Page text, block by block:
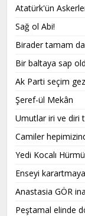
Atatürk'ün
Sağ ol Abi!
Birader tamam
Bir baltaya sap
Ak Parti seçim
Şeref-ül Mekân
Umutlar iri ve diri
Camiler
Yedi Kocalı
Enseyi
Anastasia GÖR
Peştamal elinde